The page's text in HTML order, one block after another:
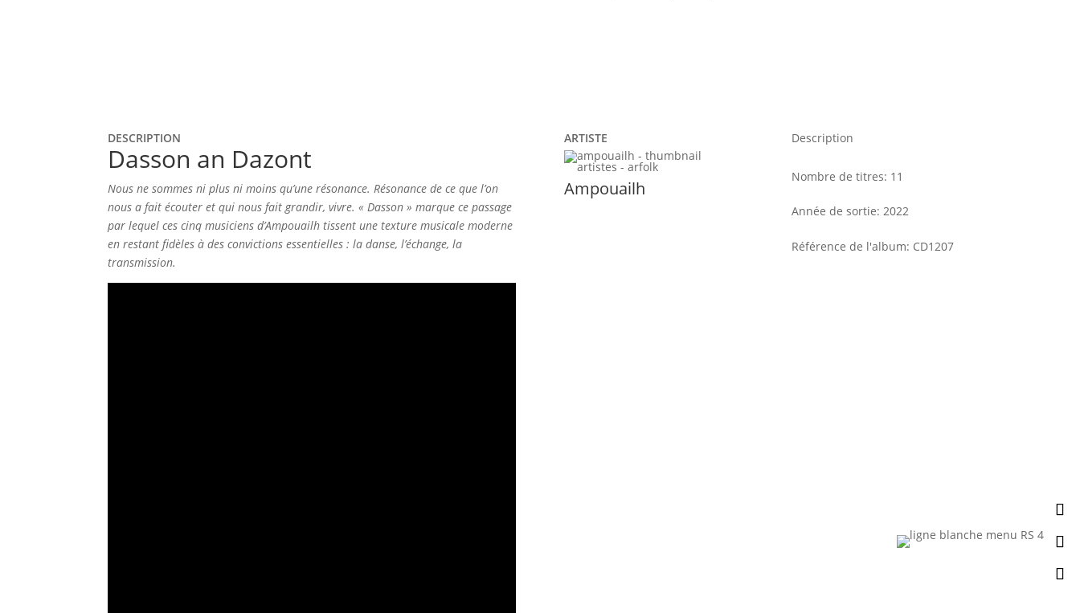
DESCRIPTION
Dasson an Dazont
Nous ne sommes ni plus ni moins qu’une résonance. Résonance de ce que l’on
nous a fait écouter et qui nous fait grandir, vivre. « Dasson » marque ce passage
par lequel ces cinq musiciens d’Ampouailh tissent une texture musicale moderne
en restant fidèles à des convictions essentielles : la danse, l’échange, la
transmission.
ARTISTE
Ampouailh
Description
Nombre de titres: 11
Année de sortie:2022
Référence de l'album: CD1207